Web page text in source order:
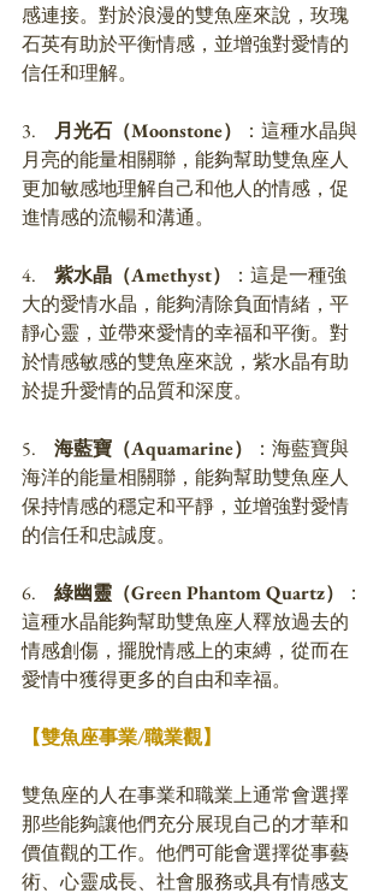
感連接。對於浪漫的雙魚座來說，玫瑰
石英有助於平衡情感，並增強對愛情的
信任和理解。
3. 月光石（Moonstone）
：這種水晶與
月亮的能量相關聯，能夠幫助雙魚座人
更加敏感地理解自己和他人的情感，促
進情感的流暢和溝通。
4. 紫水晶（Amethyst）
：這是一種強
大的愛情水晶，能夠清除負面情緒，平
靜心靈，並帶來愛情的幸福和平衡。對
於情感敏感的雙魚座來說，紫水晶有助
於提升愛情的品質和深度。
5. 海藍寶（Aquamarine）
：海藍寶與
海洋的能量相關聯，能夠幫助雙魚座人
保持情感的穩定和平靜，並增強對愛情
的信任和忠誠度。
6. 綠幽靈（Green Phantom Quartz）
：
這種水晶能夠幫助雙魚座人釋放過去的
情感創傷，擺脫情感上的束縛，從而在
愛情中獲得更多的自由和幸福。
【雙魚座事業/職業觀】
雙魚座的人在事業和職業上通常會選擇
那些能夠讓他們充分展現自己的才華和
價值觀的工作。他們可能會選擇從事藝
術、心靈成長、社會服務或具有情感支